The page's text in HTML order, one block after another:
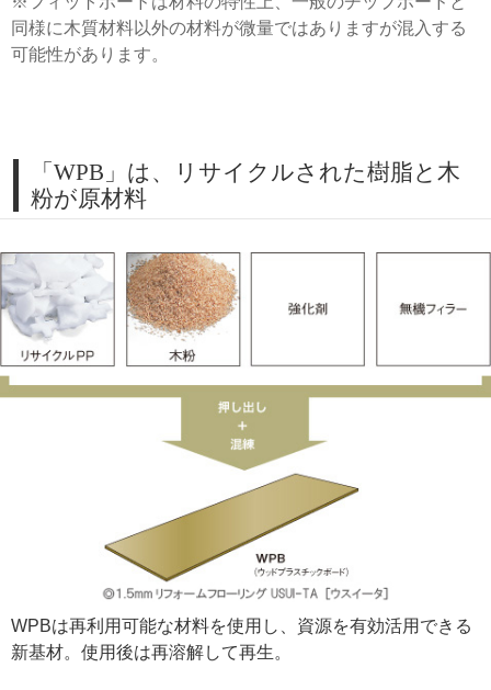
同様に木質材料以外の材料が微量ではありますが混入する
可能性があります。
「WPB」は、リサイクルされた樹脂と木
粉が原材料
WPBは再利用可能な材料を使用し、資源を有効活用できる
新基材。使用後は再溶解して再生。